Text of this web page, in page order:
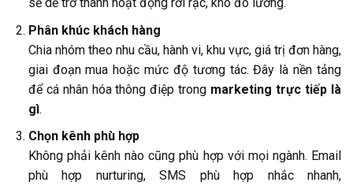
Phân khúc khách hàng
Chia nhóm theo nhu cầu, hành vi, khu vực, giá trị đơn hàng,
giai đoạn mua hoặc mức độ tương tác. Đây là nền tảng
để cá nhân hóa thông điệp trong marketing trực tiếp là
gì.
Chọn kênh phù hợp
Không phải kênh nào cũng phù hợp với mọi ngành. Email
phù hợp nurturing, SMS phù hợp nhắc nhanh,